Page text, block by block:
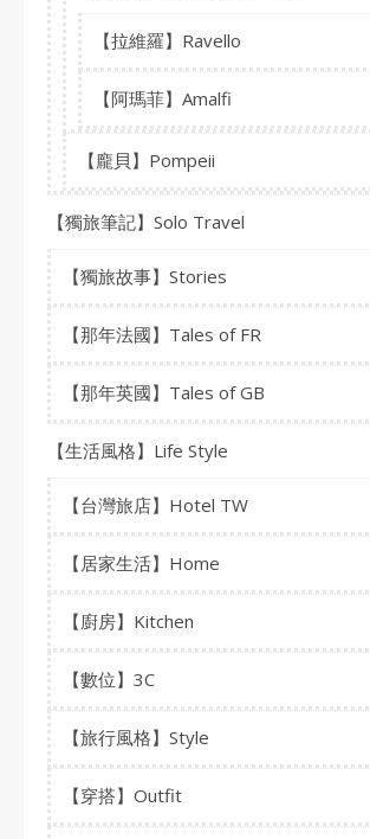
【拉維羅】Ravello
【阿瑪菲】Amalfi
【龐貝】Pompeii
【獨旅筆記】Solo Travel
【獨旅故事】Stories
【那年法國】Tales of FR
【那年英國】Tales of GB
【生活風格】Life Style
【台灣旅店】Hotel TW
【居家生活】Home
【廚房】Kitchen
【數位】3C
【旅行風格】Style
【穿搭】Outfit